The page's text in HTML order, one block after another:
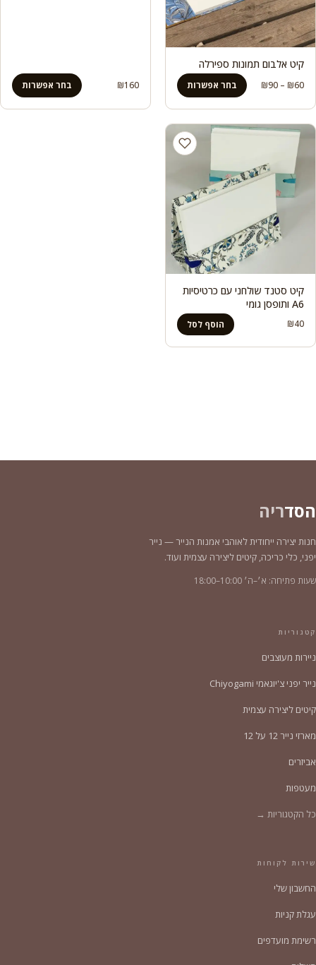
קיט אלבום תמונות ספירלה
₪60
–
₪90
מחירים:
עד
בחר אפשרות ₪160 בחר אפשרות
קיט סטנד שולחני עם כרטיסיות
A6 ותופסן גומי
₪40 הוסף לסל
הסדריה
חנות יצירה ייחודית לאוהבי אמנות הנייר — נייר
יפני, כלי כריכה, קיטים ליצירה עצמית ועוד.
שעות פתיחה: א׳–ה׳ 10:00–18:00
קטגוריות
ניירות מעוצבים
נייר יפני צ'יוגאמי Chiyogami
קיטים ליצירה עצמית
מארזי נייר 12 על 12
אביזרים
מעטפות
כל הקטגוריות →
שירות לקוחות
החשבון שלי
עגלת קניות
רשימת מועדפים